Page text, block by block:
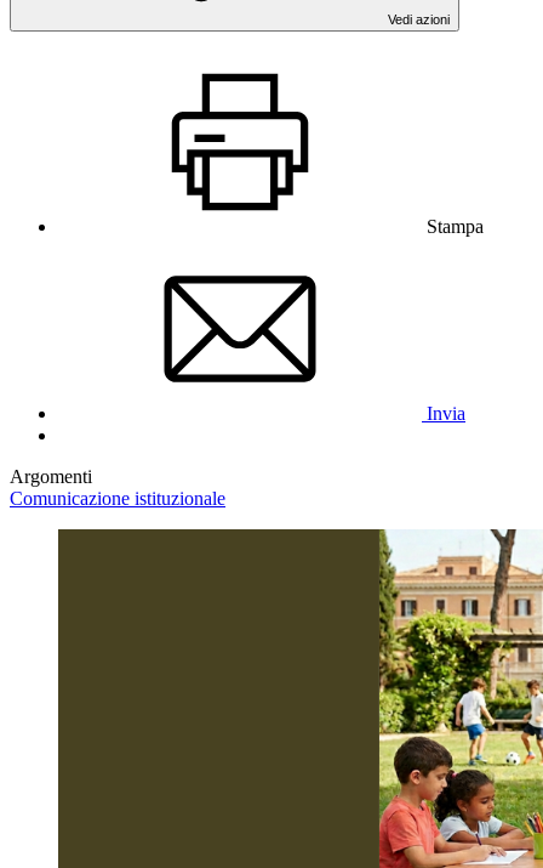
Vedi azioni
Stampa
Invia
Argomenti
Comunicazione istituzionale